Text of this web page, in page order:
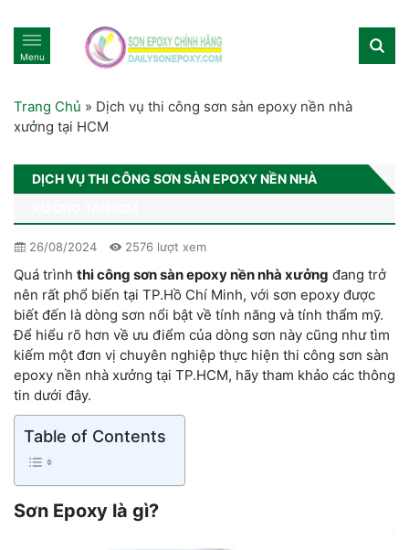
Menu
Trang Chủ » Dịch vụ thi công sơn sàn epoxy nền nhà
xưởng tại HCM
DỊCH VỤ THI CÔNG SƠN SÀN EPOXY NỀN NHÀ
26/08/2024 2576 lượt xem
Quá trình thi công sơn sàn epoxy nền nhà xưởng đang trở
nên rất phổ biến tại TP.Hồ Chí Minh, với sơn epoxy được
biết đến là dòng sơn nổi bật về tính năng và tính thẩm mỹ.
Để hiểu rõ hơn về ưu điểm của dòng sơn này cũng như tìm
kiếm một đơn vị chuyên nghiệp thực hiện thi công sơn sàn
epoxy nền nhà xưởng tại TP.HCM, hãy tham khảo các thông
tin dưới đây.
Table of Contents
Sơn Epoxy là gì?